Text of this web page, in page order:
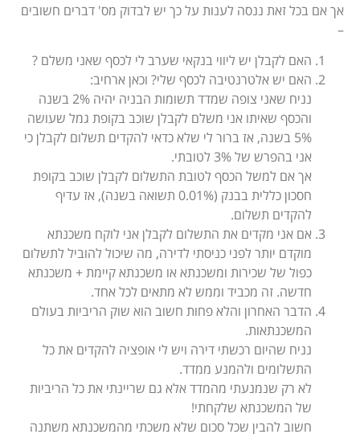
אך אם בכל זאת ננסה לענות על כך יש לבדוק מס' דברים חשובים
–
האם לקבלן יש ליווי בנקאי שערב לי לכסף שאני משלם ?
האם יש אלטרנטיבה לכסף שלי? וכאן ארחיב:
נניח שאני צופה שמדד תשומות הבניה יהיה 2% בשנה
והכסף שאיתו אני משלם לקבלן שוכב בקופת גמל שעושה
5% בשנה, אז ברור לי שלא כדאי להקדים תשלום לקבלן כי
אני בהפרש של 3% לטובתי.
אך אם למשל הכסף לטובת התשלום לקבלן שוכב בקופת
חסכון כללית בבנק (0.01% תשואה בשנה), אז עדיף
להקדים תשלום.
אם אני מקדים את התשלום לקבלן אני לוקח משכנתא
מוקדם יותר לפני כניסתי לדירה, מה שיכול להוביל לתשלום
כפול של שכירות ומשכנתא או משכנתא קיימת + משכנתא
חדשה. זה מכביד וממש לא מתאים לכל אחד.
הדבר האחרון והלא פחות חשוב הוא שוק הריביות בעולם
המשכנתאות.
נניח שהיום רכשתי דירה ויש לי אופציה להקדים את כל
התשלומים ולהמנע ממדד.
לא רק שנמנעתי מהמדד אלא גם שריינתי את כל הריביות
של המשכנתא שלקחתי!
חשוב להבין שכל סכום שלא משכתי מהמשכנתא משתנה